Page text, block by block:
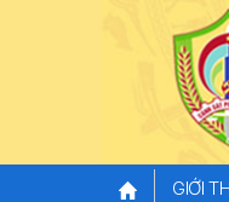
GIỚI